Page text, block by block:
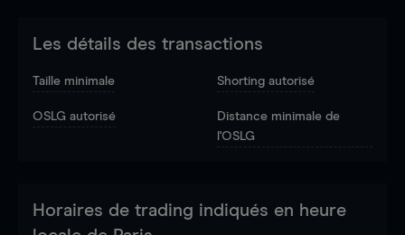
Les détails des transactions
Taille minimale Shorting autorisé
OSLG autorisé
Distance minimale de
l'OSLG
Horaires de trading indiqués en heure